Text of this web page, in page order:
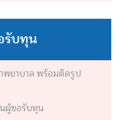
รับทุน
ยาบาล พร้อมติดรูป
นผู้ขอรับทุน